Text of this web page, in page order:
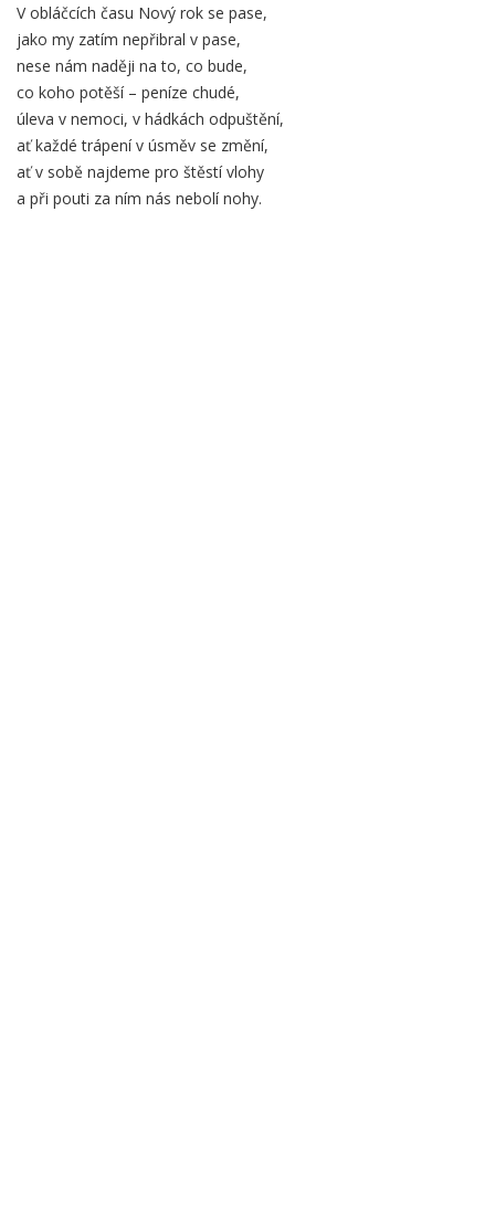
záložky
Popis
V obláčcích času Nový rok se pase,
jako my zatím nepřibral v pase,
nese nám naději na to, co bude,
co koho potěší – peníze chudé,
úleva v nemoci, v hádkách odpuštění,
ať každé trápení v úsměv se změní,
ať v sobě najdeme pro štěstí vlohy
a při pouti za ním nás nebolí nohy.